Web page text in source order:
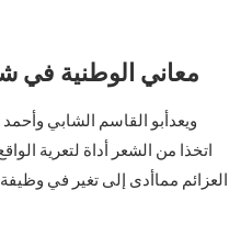
معاني الوطنية في
ويعدأبو القاسم الشابي
اتخذا من الشعر أداة لتعرية
العزائم مماأدى إلى تغير في